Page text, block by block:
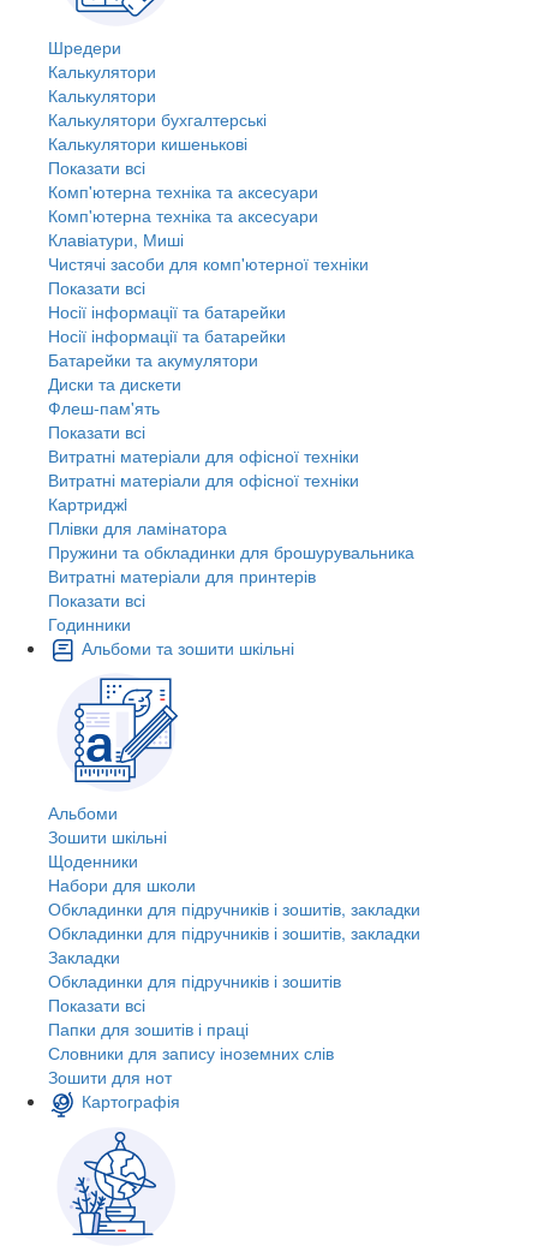
Шредери
Калькулятори
Калькулятори
Калькулятори бухгалтерські
Калькулятори кишенькові
Показати всі
Комп'ютерна техніка та аксесуари
Комп'ютерна техніка та аксесуари
Клавіатури, Миші
Чистячі засоби для комп'ютерної техніки
Показати всі
Носії інформації та батарейки
Носії інформації та батарейки
Батарейки та акумулятори
Диски та дискети
Флеш-пам'ять
Показати всі
Витратні матеріали для офісної техніки
Витратні матеріали для офісної техніки
Картриджi
Плівки для ламінатора
Пружини та обкладинки для брошурувальника
Витратні матеріали для принтерів
Показати всі
Годинники
Альбоми та зошити шкільні
Альбоми
Зошити шкільні
Щоденники
Набори для школи
Обкладинки для підручників і зошитів, закладки
Обкладинки для підручників і зошитів, закладки
Закладки
Обкладинки для підручників і зошитів
Показати всі
Папки для зошитів і праці
Словники для запису іноземних слів
Зошити для нот
Картографія